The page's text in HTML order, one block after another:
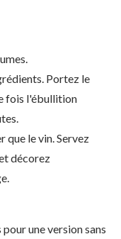
Portez le
fois l'ébullition
que le vin. Servez
décorez
une version sans